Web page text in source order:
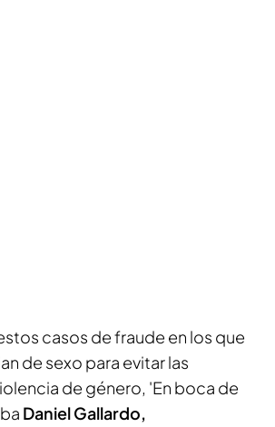
casos de fraude en los que
de sexo para evitar las
de género, 'En boca de
Daniel Gallardo,